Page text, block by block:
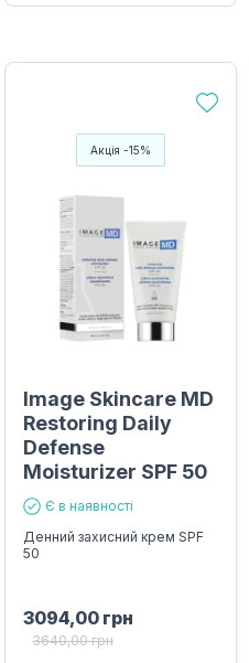
Акція -15%
Image Skincare MD
Restoring Daily
Defense
Moisturizer SPF 50
Є в наявності
Денний захисний крем SPF
50
3094,00 грн
3640,00грн